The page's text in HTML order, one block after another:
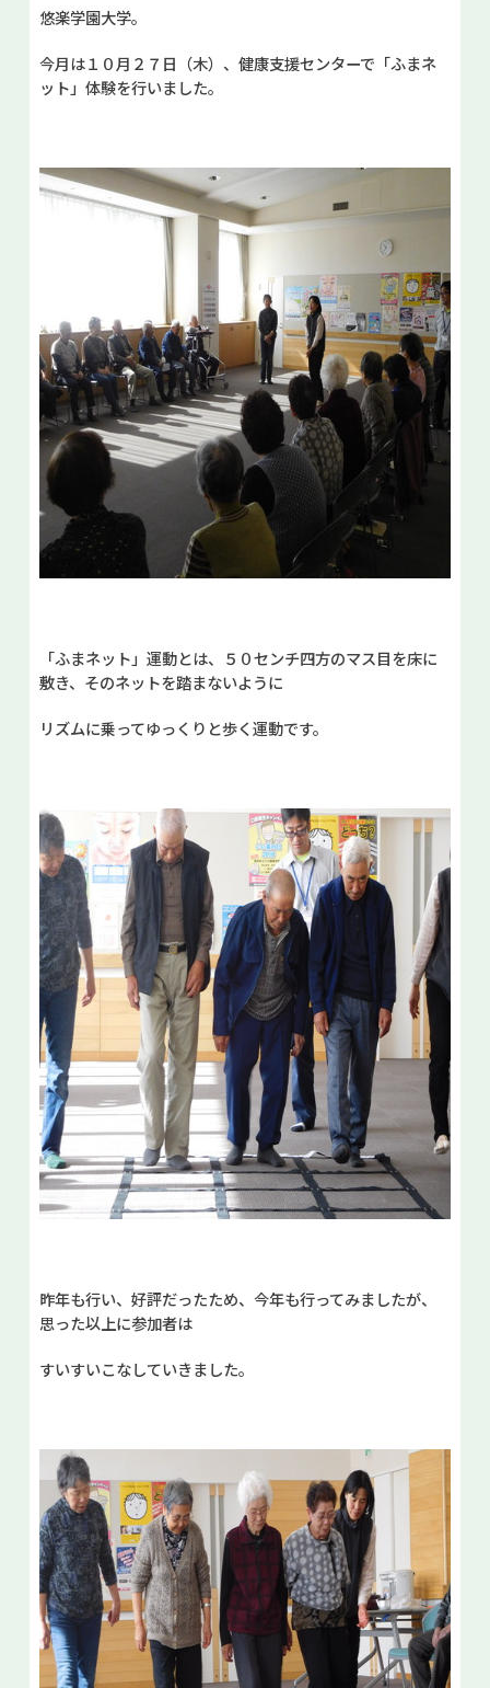
悠楽学園大学。
今月は１０月２７日（木）、健康支援センターで「ふまネ
ット」体験を行いました。
「ふまネット」運動とは、５０センチ四方のマス目を床に
敷き、そのネットを踏まないように
リズムに乗ってゆっくりと歩く運動です。
昨年も行い、好評だったため、今年も行ってみましたが、
思った以上に参加者は
すいすいこなしていきました。